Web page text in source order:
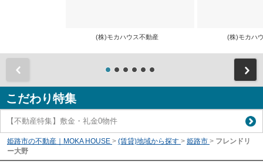
(株)モカハウス不動産 (株)モカハ
こだわり特集
【不動産特集】敷金・礼金0物件
姫路市の不動産｜MOKA HOUSE > (賃貸)地域から探す > 姫路市 > フレンドリ
ー大野